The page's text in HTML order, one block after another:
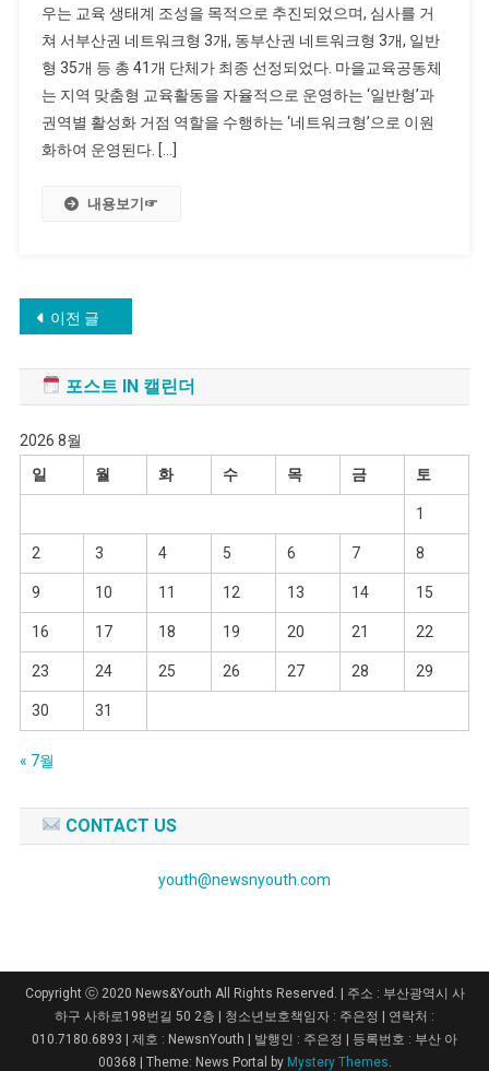
우는 교육 생태계 조성을 목적으로 추진되었으며, 심사를 거
쳐 서부산권 네트워크형 3개, 동부산권 네트워크형 3개, 일반
형 35개 등 총 41개 단체가 최종 선정되었다. 마을교육공동체
는 지역 맞춤형 교육활동을 자율적으로 운영하는 ‘일반형’과
권역별 활성화 거점 역할을 수행하는 ‘네트워크형’으로 이원
화하여 운영된다. […]
내용보기☞
글
탐
색
이전 글
포스트 IN 캘린더
2026 8월
일
월 화 수 목 금 토
1
2 3 4 5 6 7 8
9 10 11 12 13 14 15
16 17 18 19 20 21 22
23 24 25 26 27 28 29
30 31
« 7월
CONTACT US
youth@newsnyouth.com
Copyright ⓒ 2020 News&Youth All Rights Reserved. | 주소 : 부산광역시 사
하구 사하로198번길 50 2층 | 청소년보호책임자 : 주은정 | 연락처 :
010.7180.6893 | 제호 : NewsnYouth | 발행인 : 주은정 | 등록번호 : 부산 아
00368 | Theme: News Portal by Mystery Themes